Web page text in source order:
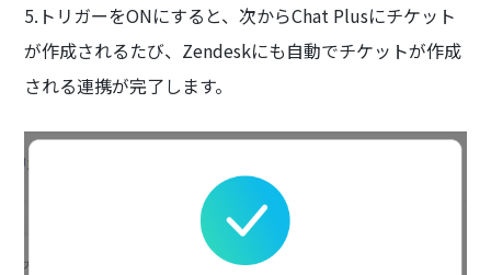
5.トリガーをONにすると、次からChat Plusにチケット
が作成されるたび、Zendeskにも自動でチケットが作成
される連携が完了します。